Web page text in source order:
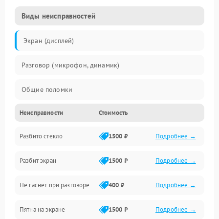
Виды неисправностей
Экран (дисплей)
Разговор (микрофон, динамик)
Общие поломки
Проблемы связи
Камеры
Проблемы с дисплеем и сенсором
Зарядка
Проблемы с питанием, зарядкой и аккумулятором
Неисправности Стоимость
Разбито стекло 1500 ₽ Подробнее →
Разбит экран 1500 ₽ Подробнее →
Не гаснет при разговоре 400 ₽ Подробнее →
Пятна на экране 1500 ₽ Подробнее →